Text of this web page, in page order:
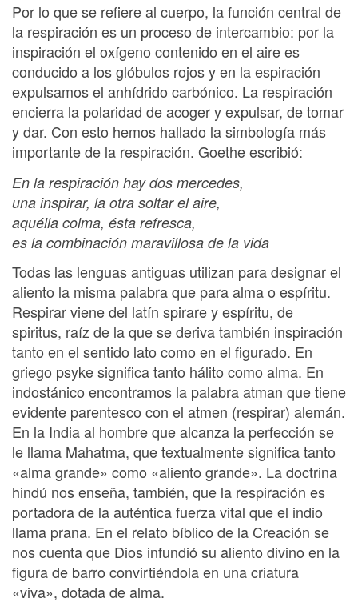
Por lo que se refiere al cuerpo, la función central de
la respiración es un proceso de intercambio: por la
inspiración el oxígeno contenido en el aire es
conducido a los glóbulos rojos y en la espiración
expulsamos el anhídrido carbónico. La respiración
encierra la polaridad de acoger y expulsar, de tomar
y dar. Con esto hemos hallado la simbología más
importante de la respiración. Goethe escribió:
En la respiración hay dos mercedes,
una inspirar, la otra soltar el aire,
aquélla colma, ésta refresca,
es la combinación maravillosa de la vida
Todas las lenguas antiguas utilizan para designar el
aliento la misma palabra que para alma o espíritu.
Respirar viene del latín spirare y espíritu, de
spiritus, raíz de la que se deriva también inspiración
tanto en el sentido lato como en el figurado. En
griego psyke significa tanto hálito como alma. En
indostánico encontramos la palabra atman que tiene
evidente parentesco con el atmen (respirar) alemán.
En la India al hombre que alcanza la perfección se
le llama Mahatma, que textualmente significa tanto
«alma grande» como «aliento grande». La doctrina
hindú nos enseña, también, que la respiración es
portadora de la auténtica fuerza vital que el indio
llama prana. En el relato bíblico de la Creación se
nos cuenta que Dios infundió su aliento divino en la
figura de barro convirtiéndola en una criatura
«viva», dotada de alma.